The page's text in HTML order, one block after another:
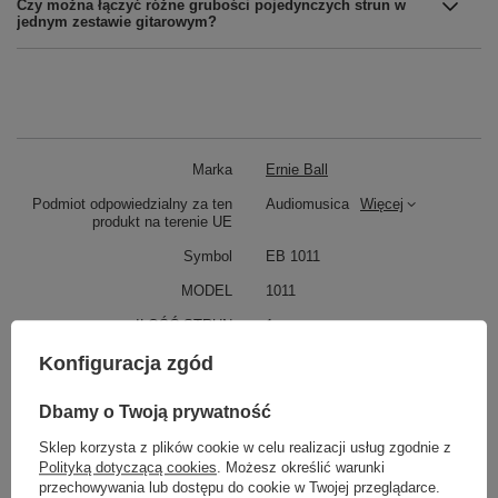
Czy można łączyć różne grubości pojedynczych strun w
jednym zestawie gitarowym?
Marka Ernie Ball
Podmiot odpowiedzialny za ten
produkt na terenie UE
Audiomusica Więcej
Symbol EB 1011
MODEL 1011
ILOŚĆ STRUN 1
ROZMIAR
Gitara Elektryczna
KATEGORIA
STRUNY
DO GITARY AKUSTYCZNEJ
Konfiguracja zgód
Dbamy o Twoją prywatność
Sklep korzysta z plików cookie w celu realizacji usług zgodnie z
Polityką dotyczącą cookies . Możesz określić warunki
przechowywania lub dostępu do cookie w Twojej przeglądarce.